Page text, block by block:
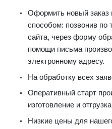
Оформить новый
способом: позвонив по
сайта, через форму
помощи письма
электронному адресу.
На обработку всех
Оперативный старт
изготовление и
Низкие цены для